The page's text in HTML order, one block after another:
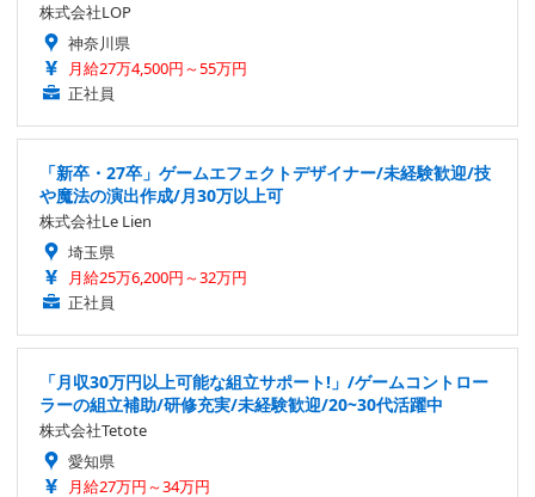
株式会社LOP
神奈川県
月給27万4,500円～55万円
正社員
「新卒・27卒」ゲームエフェクトデザイナー/未経験歓迎/技
や魔法の演出作成/月30万以上可
株式会社Le Lien
埼玉県
月給25万6,200円～32万円
正社員
「月収30万円以上可能な組立サポート!」/ゲームコントロー
ラーの組立補助/研修充実/未経験歓迎/20~30代活躍中
株式会社Tetote
愛知県
月給27万円～34万円